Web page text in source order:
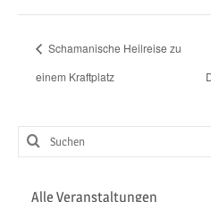
Schamanische Heilreise zu
einem Kraftplatz
Suchen
Alle Veranstaltungen